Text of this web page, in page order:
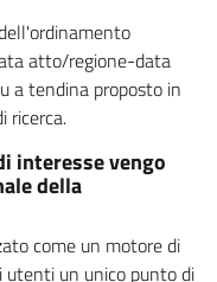
atto/regione-data
a tendina proposto in
ricerca.
interesse vengo
della
come un motore di
utenti un unico punto di